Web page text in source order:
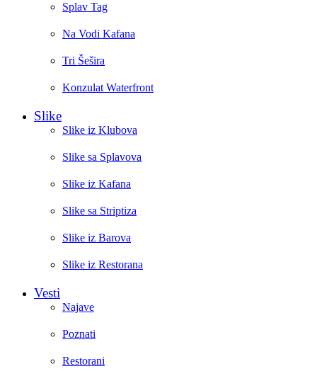
Splav Tag
Na Vodi Kafana
Tri Šešira
Konzulat Waterfront
Slike
Slike iz Klubova
Slike sa Splavova
Slike iz Kafana
Slike sa Striptiza
Slike iz Barova
Slike iz Restorana
Vesti
Najave
Poznati
Restorani